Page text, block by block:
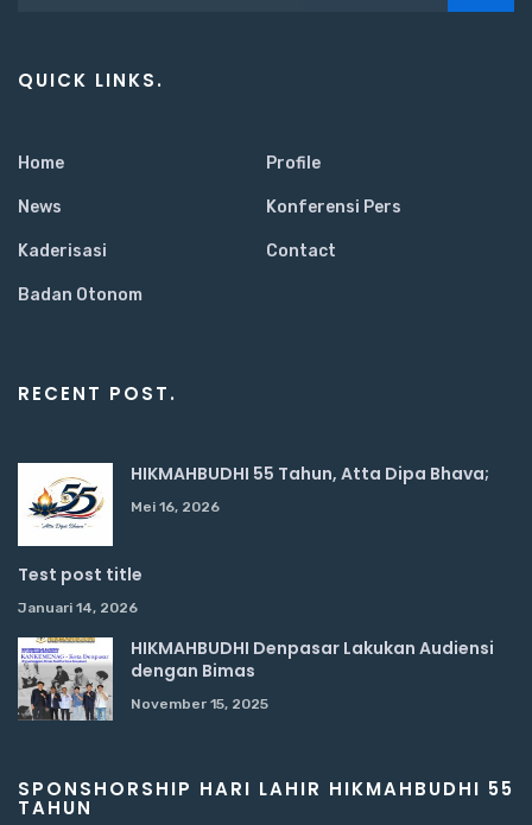
QUICK LINKS.
Home Profile
News Konferensi Pers
Kaderisasi Contact
Badan Otonom
RECENT POST.
HIKMAHBUDHI 55 Tahun, Atta Dipa Bhava;
Mei 16, 2026
Test post title
Januari 14, 2026
HIKMAHBUDHI Denpasar Lakukan Audiensi
dengan Bimas
November 15, 2025
SPONSHORSHIP HARI LAHIR HIKMAHBUDHI 55
TAHUN